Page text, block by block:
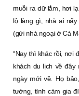
muỗi ra dữ lắm, hơi
lộ làng gì, nhà ai
(gửi nhà ngoại ở Cà
“Nay thì khác rồi, nơi
khách du lịch về
ngày mới về. Họ
tưởng, tình cảm gia